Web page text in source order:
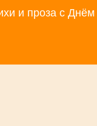
и проза с